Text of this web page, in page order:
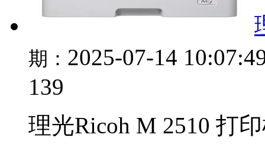
期： 2025-07-14
139
理光Ricoh M 2510 打